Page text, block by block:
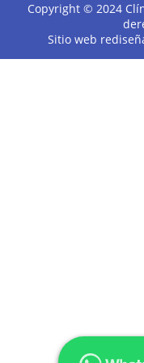
Copyright © 2024
Sitio web